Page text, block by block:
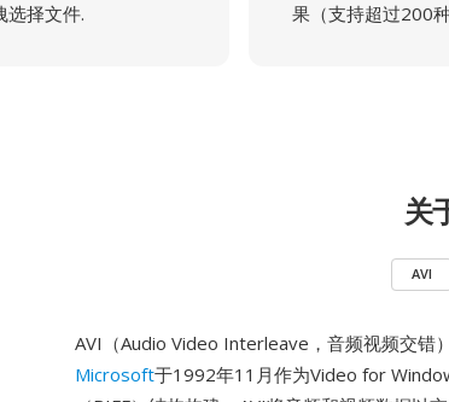
选择文件.
果（支持超过200种
关
AVI
AVI（Audio Video Interleave，音频视频交错
Microsoft于1992年11月作为Video for